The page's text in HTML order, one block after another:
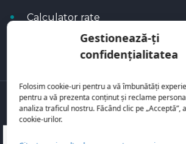
Gestionează-ți
confidențialitatea
Folosim cookie-uri pentru a vă îmbunătăți
pentru a vă prezenta conținut și reclame
analiza traficul nostru. Făcând clic pe „Acceptă”,
cookie-urilor.
Calculator rate
Blog Autoflux
Toate mașinile se regăsesc pe